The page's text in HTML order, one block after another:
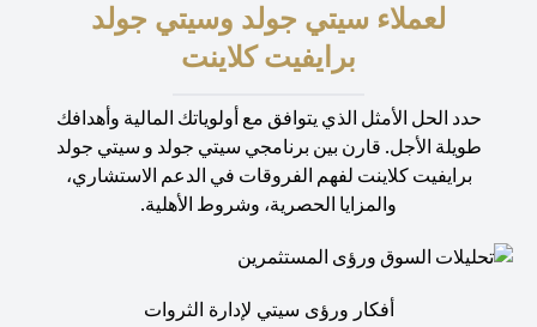
لعملاء سيتي جولد وسيتي جولد
برايفيت كلاينت
حدد الحل الأمثل الذي يتوافق مع أولوياتك المالية وأهدافك
طويلة الأجل. قارن بين برنامجي سيتي جولد و سيتي جولد
برايفيت كلاينت لفهم الفروقات في الدعم الاستشاري،
والمزايا الحصرية، وشروط الأهلية.
أفكار ورؤى سيتي لإدارة الثروات